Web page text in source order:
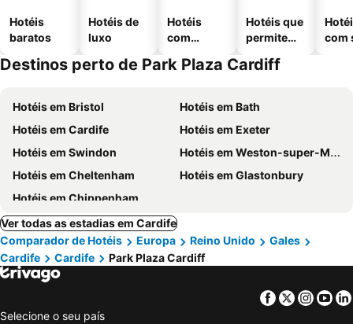
Hotéis
baratos
Hotéis de
luxo
Hotéis
com
Hotéis que
permitem
com
Destinos perto de Park Plaza Cardiff
Hotéis em Bristol
Hotéis em Bath
Hotéis em Cardife
Hotéis em Exeter
Hotéis em Swindon
Hotéis em Weston-super-Mare
Hotéis em Cheltenham
Hotéis em Glastonbury
Hotéis em Chippenham
Ver todas as estadias em Cardife
Comparador de Hotéis
Europa Reino Unido
Gales
Cardife
Cardife Park Plaza Cardiff
Facebook
Twitter
Selecione o seu país